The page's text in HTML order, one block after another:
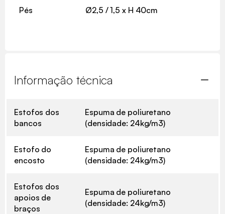
Pés Ø2,5 / 1,5 x H 40cm
Informação técnica
Estofos dos
bancos
Espuma de poliuretano
(densidade: 24kg/m3)
Estofo do
encosto
Espuma de poliuretano
(densidade: 24kg/m3)
Estofos dos
apoios de
braços
Espuma de poliuretano
(densidade: 24kg/m3)